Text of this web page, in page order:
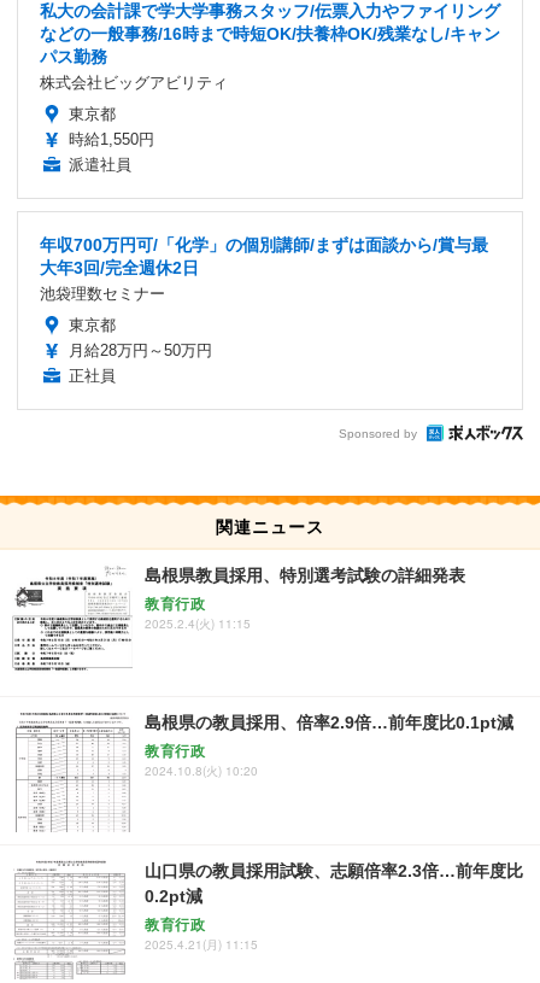
私大の会計課で学大学事務スタッフ/伝票入力やファイリング
などの一般事務/16時まで時短OK/扶養枠OK/残業なし/キャン
パス勤務
株式会社ビッグアビリティ
東京都
時給1,550円
派遣社員
年収700万円可/「化学」の個別講師/まずは面談から/賞与最
大年3回/完全週休2日
池袋理数セミナー
東京都
月給28万円～50万円
正社員
Sponsored by
関連ニュース
島根県教員採用、特別選考試験の詳細発表
教育行政
2025.2.4(火) 11:15
島根県の教員採用、倍率2.9倍…前年度比0.1pt減
教育行政
2024.10.8(火) 10:20
山口県の教員採用試験、志願倍率2.3倍…前年度比
0.2pt減
教育行政
2025.4.21(月) 11:15